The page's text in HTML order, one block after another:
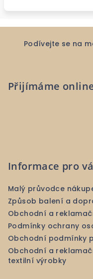
Podívejte se na
Přijímáme
Informace pro
Malý průvodce
Způsob balení a
Obchodní a
Podmínky ochrany
Obchodní podmínky
Obchodní a
textilní výrobky